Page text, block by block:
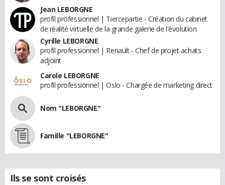
Jean LEBORGNE
profil professionnel | Tiercepartie - Création du cabinet
de réalité virtuelle de la grande galerie de l'évolution
Cyrille LEBORGNE
profil professionnel | Renault - Chef de projet achats
adjoint
Carole LEBORGNE
profil professionnel | Oslo - Chargée de marketing direct
Nom "LEBORGNE"
Famille "LEBORGNE"
Ils se sont croisés